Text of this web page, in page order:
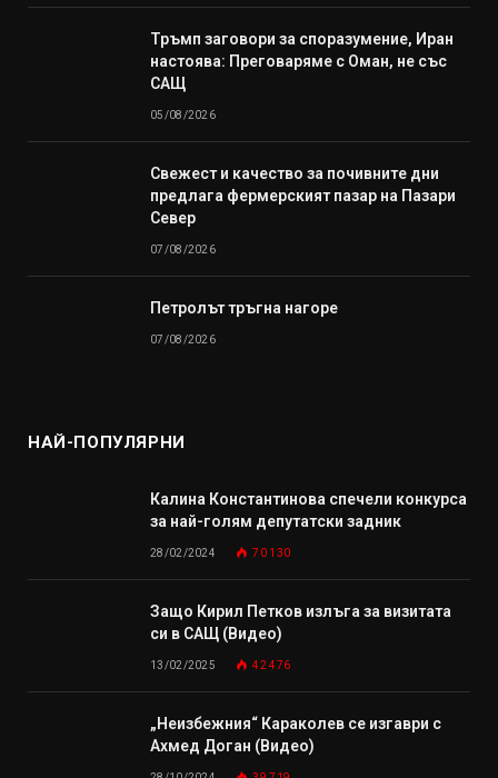
Тръмп заговори за споразумение, Иран
настоява: Преговаряме с Оман, не със
САЩ
05/08/2026
Свежест и качество за почивните дни
предлага фермерският пазар на Пазари
Север
07/08/2026
Петролът тръгна нагоре
07/08/2026
НАЙ-ПОПУЛЯРНИ
Калина Константинова спечели конкурса
за най-голям депутатски задник
28/02/2024 70 130
Защо Кирил Петков излъга за визитата
си в САЩ (Видео)
13/02/2025 42 476
„Неизбежния“ Караколев се изгаври с
Ахмед Доган (Видео)